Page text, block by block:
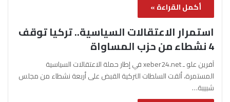
أكمل القراءة »
استمرار الاعتقالات السياسية.. تركيا توقف
4 نشطاء من حزب المساواة
آفرين علو ـ xeber24.net في إطار حملة الاعتقالات السياسية
المستمرة، ألقت السلطات التركية القبض على أربعة نشطاء من مجلس
شبيبة…